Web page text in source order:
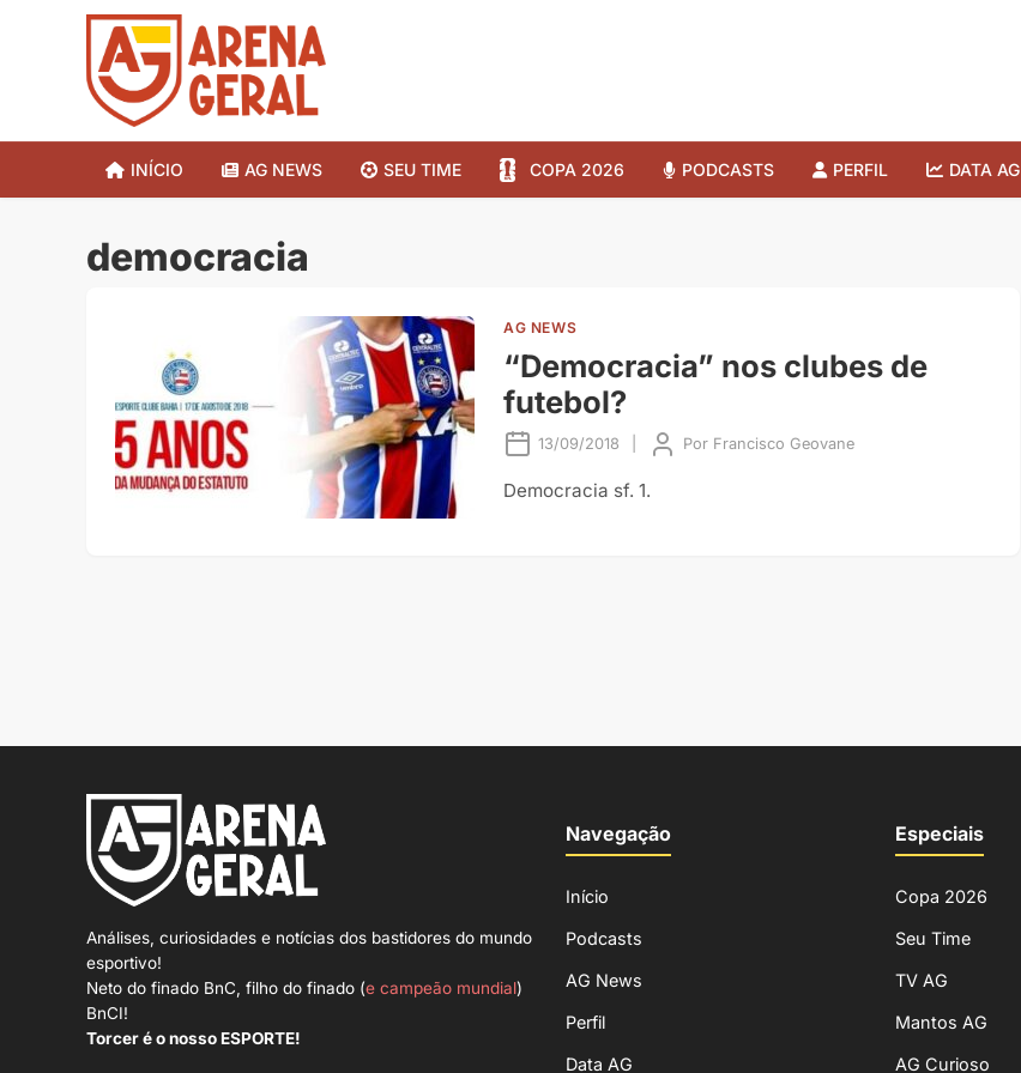
INÍCIO AG NEWS SEU TIME COPA 2026 PODCASTS PERFIL DATA AG
democracia
AG NEWS
“Democracia” nos clubes de
futebol?
13/09/2018 Por Francisco Geovane
Democracia sf. 1.
Análises, curiosidades e notícias dos bastidores do mundo
esportivo!
Neto do finado BnC, filho do finado (e campeão mundial)
BnCI!
Torcer é o nosso ESPORTE!
Navegação
Início
Podcasts
AG News
Perfil
Data AG
Especiais
Copa 2026
Seu Time
TV AG
Mantos AG
AG Curioso